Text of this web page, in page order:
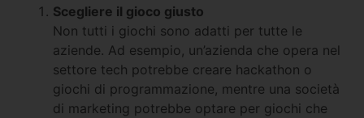
Scegliere il gioco giusto
Non tutti i giochi sono adatti per tutte le
aziende. Ad esempio, un’azienda che opera nel
settore tech potrebbe creare hackathon o
giochi di programmazione, mentre una società
di marketing potrebbe optare per giochi che